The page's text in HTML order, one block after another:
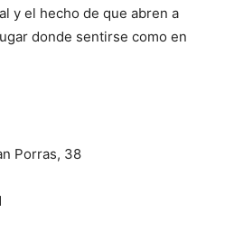
y el hecho de que abren a
donde sentirse como en
Porras, 38